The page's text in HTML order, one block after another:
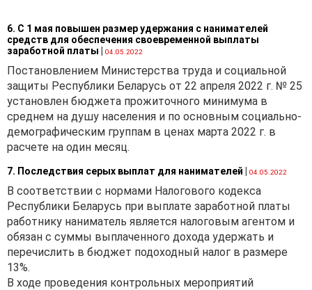
6. С 1 мая повышен размер удержания с нанимателей
средств для обеспечения своевременной выплаты
заработной платы | 04.05.2022
Постановлением Министерства труда и социальной
защиты Республики Беларусь от 22 апреля 2022 г. № 25
установлен бюджета прожиточного минимума в
среднем на душу населения и по основным социально-
демографическим группам в ценах марта 2022 г. в
расчете на один месяц.
7. Последствия серых выплат для нанимателей | 04.05.2022
В соответствии с нормами Налогового кодекса
Республики Беларусь при выплате заработной платы
работнику наниматель является налоговым агентом и
обязан с суммы выплаченного дохода удержать и
перечислить в бюджет подоходный налог в размере
13%.
В ходе проведения контрольных мероприятий